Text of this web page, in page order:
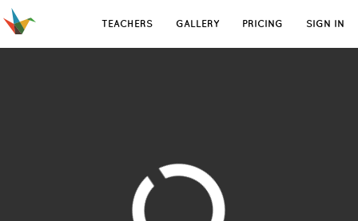
TEACHERS GALLERY PRICING SIGN IN